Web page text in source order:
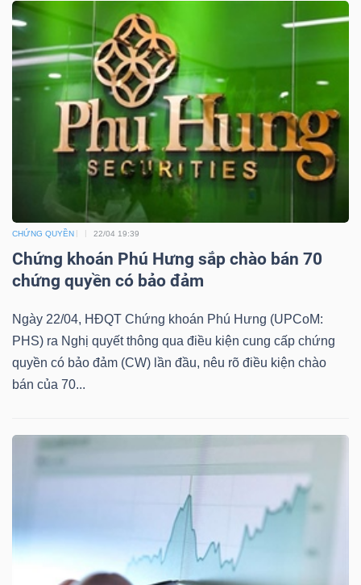
CHỨNG QUYỀN 22/04 19:39
Chứng khoán Phú Hưng sắp chào bán 70
chứng quyền có bảo đảm
Ngày 22/04, HĐQT Chứng khoán Phú Hưng (UPCoM:
PHS) ra Nghị quyết thông qua điều kiện cung cấp chứng
quyền có bảo đảm (CW) lần đầu, nêu rõ điều kiện chào
bán của 70...
CÔNG
NGHỆ
THÔNG
DỊCH
VỤ
TRUYỀN
ĐỘNG